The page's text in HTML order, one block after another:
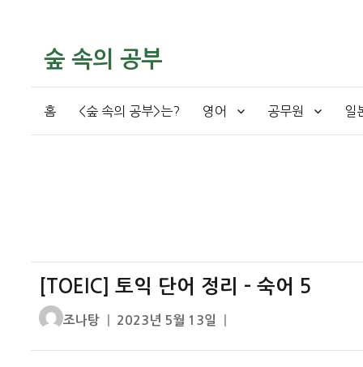
숲 속의 공부
홈 <숲 속의 공부>는? 영어 공무원 일
[TOEIC] 토익 단어 정리 – 숙어 5
글
조나탕
작
2023년 5월 13일